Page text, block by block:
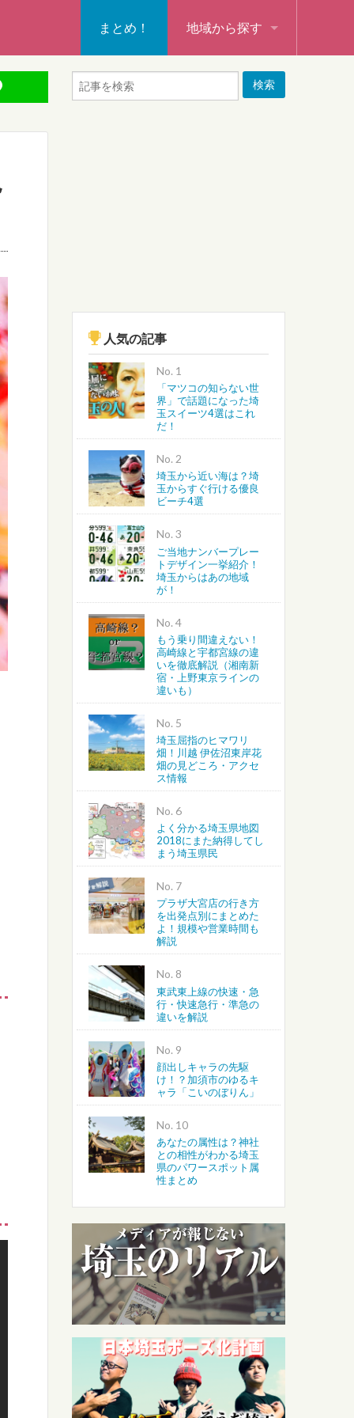
まとめ！ 地域から探す
秩父・飯能・秩父郡
新座・朝霞・戸田・和光
蕨・草加・八潮・三郷
越谷・春日部・吉川・北葛飾
上尾・桶川・北本・鴻巣・
蓮田・白岡・久喜・幸手・南
人気の記事
No.
「マツコの知らない世
界」で話題になった埼
玉スイーツ4選はこれ
だ！
No.
埼玉から近い海は？埼
玉からすぐ行ける優良
ビーチ4選
No.
ご当地ナンバープレー
トデザイン一挙紹介！
埼玉からはあの地域
が！
No.
もう乗り間違えない！
高崎線と宇都宮線の違
いを徹底解説（湘南新
宿・上野東京ラインの
違いも）
No.
埼玉屈指のヒマワリ
畑！川越 伊佐沼東岸花
畑の見どころ・アクセ
ス情報
No.
よく分かる埼玉県地図
2018にまた納得してし
まう埼玉県民
No.
プラザ大宮店の行き方
を出発点別にまとめた
よ！規模や営業時間も
解説
No.
東武東上線の快速・急
行・快速急行・準急の
違いを解説
No.
顔出しキャラの先駆
け！？加須市のゆるキ
ャラ「こいのぼりん」
No.
あなたの属性は？神社
との相性がわかる埼玉
県のパワースポット属
性まとめ